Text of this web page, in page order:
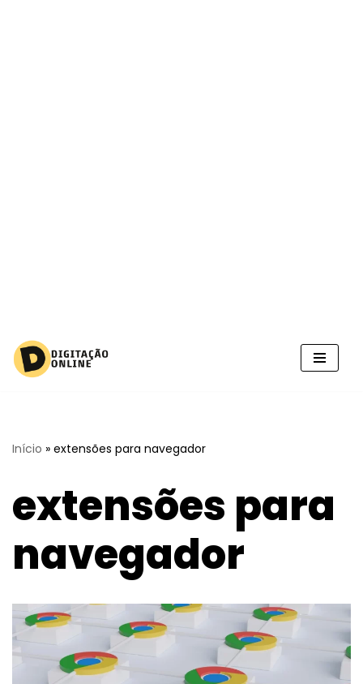
Pular
Início » extensões para navegador
extensões para
navegador